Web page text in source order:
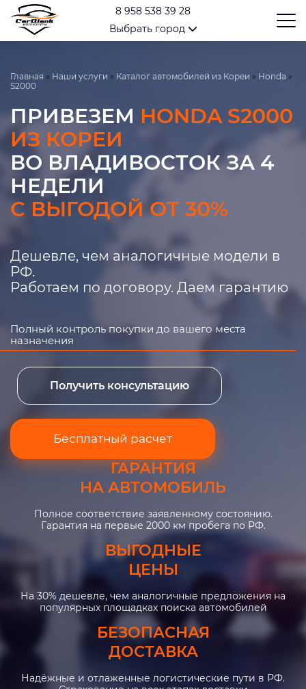
8 958 538 39 28
Выбрать город
Главная » Наши услуги » Каталог автомобилей из Кореи » Honda »
S2000
ПРИВЕЗЕМ HONDA S2000
ИЗ КОРЕИ
ВО ВЛАДИВОСТОК ЗА 4
НЕДЕЛИ
С ВЫГОДОЙ ОТ 30%
Дешевле, чем аналогичные модели в
РФ.
Работаем по договору. Даем гарантию
Полный контроль покупки до вашего места
назначения
Получить консультацию
Бесплатный расчет
ГАРАНТИЯ
НА АВТОМОБИЛЬ
Полное соответствие заявленному состоянию.
Гарантия на первые 2000 км пробега по РФ.
ВЫГОДНЫЕ
ЦЕНЫ
На 30% дешевле, чем аналогичные предложения на
популярных площадках поиска автомобилей
БЕЗОПАСНАЯ
ДОСТАВКА
Надёжные и отлаженные логистические пути в РФ.